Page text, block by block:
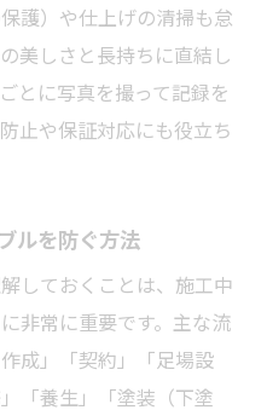
護）や仕上げの清掃も怠
美しさと長持ちに直結し
とに写真を撮って記録を
止や保証対応にも役立ち
ルを防ぐ方法
しておくことは、施工中
非常に重要です。主な流
成」「契約」「足場設
「養生」「塗装（下塗